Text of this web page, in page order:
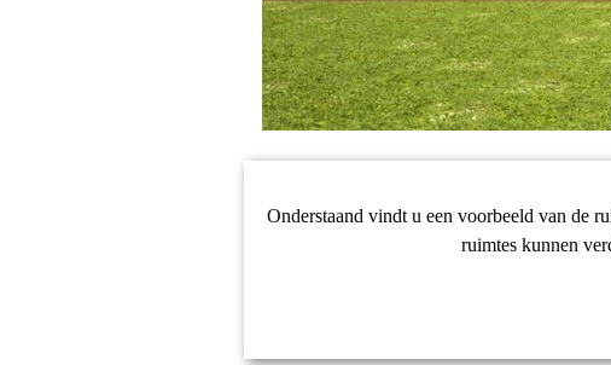
Onderstaand vindt u een voorbeeld van de
ruimtes kunnen